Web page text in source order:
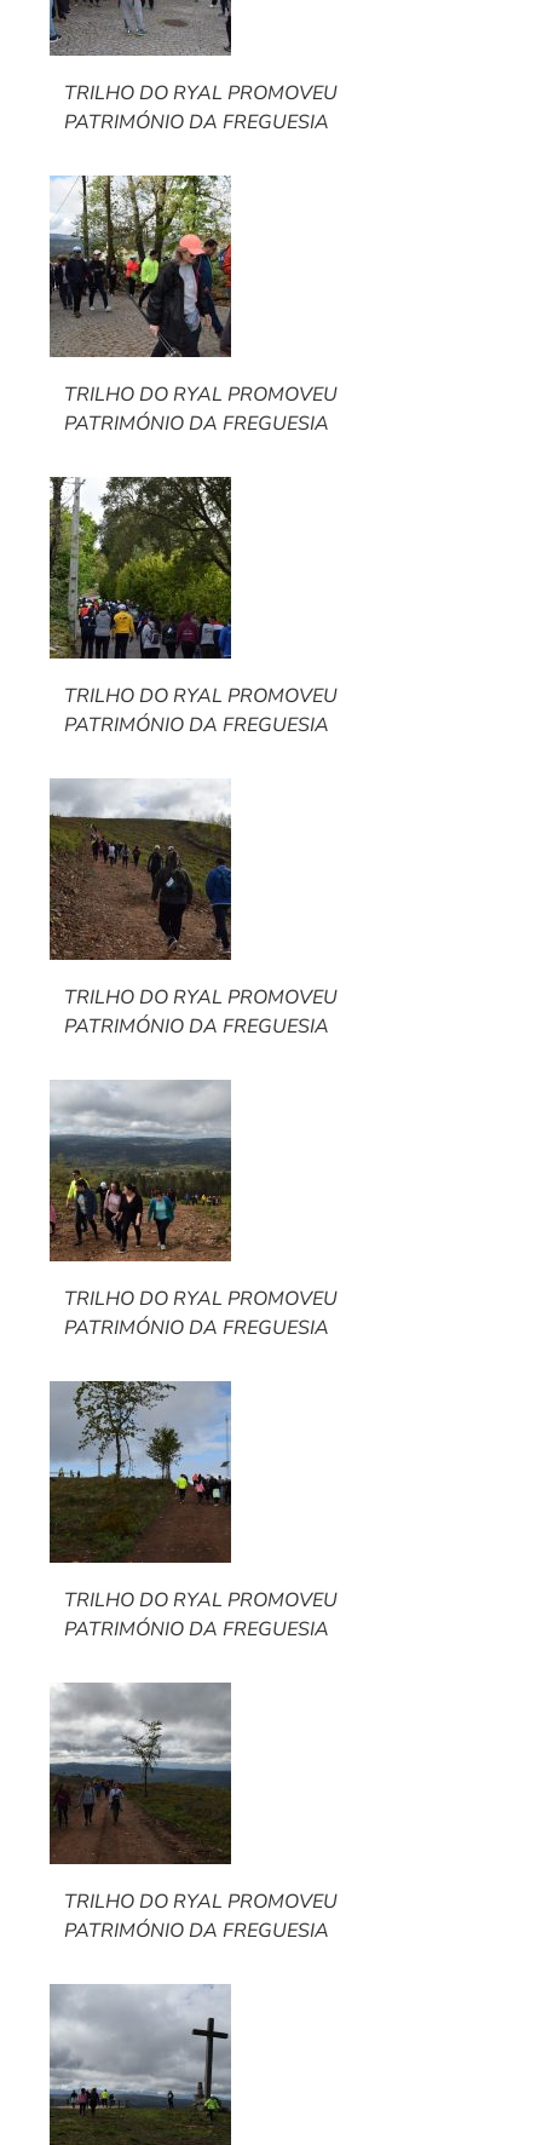
TRILHO DO RYAL PROMOVEU
PATRIMÓNIO DA FREGUESIA
TRILHO DO RYAL PROMOVEU
PATRIMÓNIO DA FREGUESIA
TRILHO DO RYAL PROMOVEU
PATRIMÓNIO DA FREGUESIA
TRILHO DO RYAL PROMOVEU
PATRIMÓNIO DA FREGUESIA
TRILHO DO RYAL PROMOVEU
PATRIMÓNIO DA FREGUESIA
TRILHO DO RYAL PROMOVEU
PATRIMÓNIO DA FREGUESIA
TRILHO DO RYAL PROMOVEU
PATRIMÓNIO DA FREGUESIA